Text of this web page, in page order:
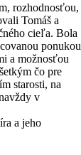
rozhodnosťou,
Tomáš a
cieľa. Bola
a možnosťou
čo pre
starosti, na
v
a jeho